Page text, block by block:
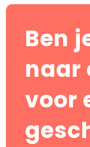
Ben
naar
voor